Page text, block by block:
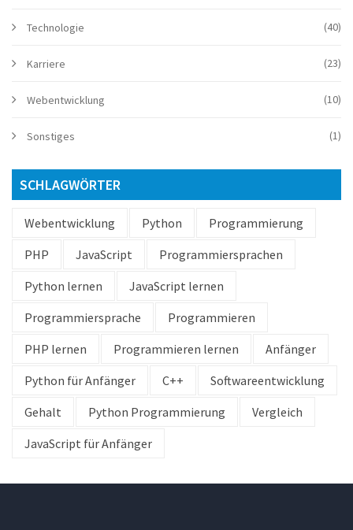
Technologie (40)
Karriere (23)
Webentwicklung (10)
Sonstiges (1)
SCHLAGWÖRTER
Webentwicklung Python
Programmierung
PHP
JavaScript
Programmiersprachen
Python lernen
JavaScript lernen
Programmiersprache
Programmieren
PHP lernen
Programmieren lernen
Anfänger
Python für Anfänger
C++
Softwareentwicklung
Gehalt
Python Programmierung
Vergleich
JavaScript für Anfänger